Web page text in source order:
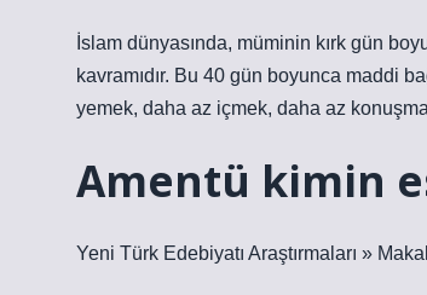
İslam dünyasında, müminin kırk gün
kavramıdır. Bu 40 gün boyunca maddi
yemek, daha az içmek, daha az
Amentü kimin
Yeni Türk Edebiyatı Araştırmaları »